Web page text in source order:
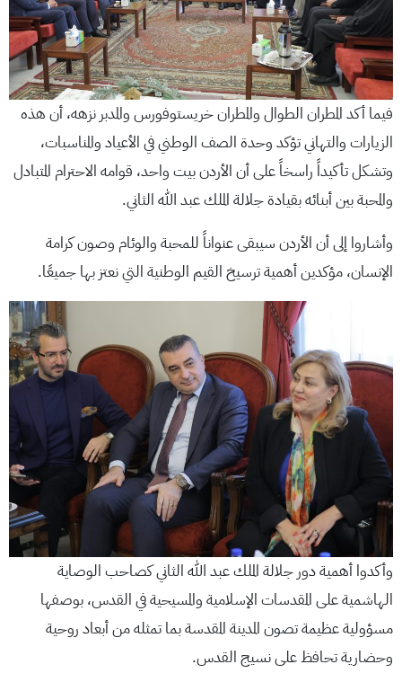
فيما أكد المطران الطوال والمطران خريستوفورس والمدبر نزهه، أن هذه
الزيارات والتهاني تؤكد وحدة الصف الوطني في الأعياد والمناسبات،
وتشكل تأكيداً راسخاً على أن الأردن بيت واحد، قوامه الاحترام المتبادل
والمحبة بين أبنائه بقيادة جلالة الملك عبد الله الثاني.
وأشاروا إلى أن الأردن سيبقى عنواناً للمحبة والوئام وصون كرامة
الإنسان، مؤكدين أهمية ترسيخ القيم الوطنية التي نعتز بها جميعًا.
وأكدوا أهمية دور جلالة الملك عبد الله الثاني كصاحب الوصاية
الهاشمية على المقدسات الإسلامية والمسيحية في القدس، بوصفها
مسؤولية عظيمة تصون المدينة المقدسة بما تمثله من أبعاد روحية
وحضارية تحافظ على نسيج القدس.